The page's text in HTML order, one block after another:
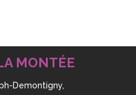
MONTÉE
Demontigny,